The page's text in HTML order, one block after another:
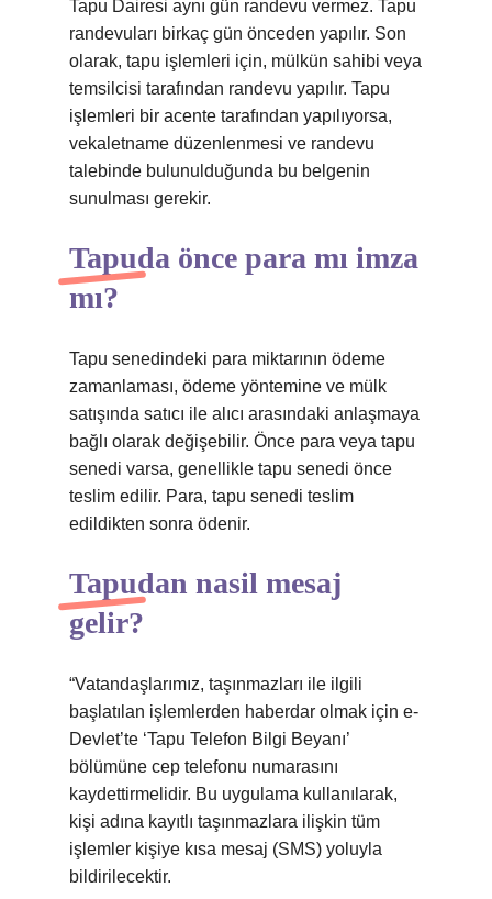
Tapu Dairesi aynı gün randevu vermez. Tapu
randevuları birkaç gün önceden yapılır. Son
olarak, tapu işlemleri için, mülkün sahibi veya
temsilcisi tarafından randevu yapılır. Tapu
işlemleri bir acente tarafından yapılıyorsa,
vekaletname düzenlenmesi ve randevu
talebinde bulunulduğunda bu belgenin
sunulması gerekir.
Tapuda önce para mı imza
mı?
Tapu senedindeki para miktarının ödeme
zamanlaması, ödeme yöntemine ve mülk
satışında satıcı ile alıcı arasındaki anlaşmaya
bağlı olarak değişebilir. Önce para veya tapu
senedi varsa, genellikle tapu senedi önce
teslim edilir. Para, tapu senedi teslim
edildikten sonra ödenir.
Tapudan nasil mesaj
gelir?
“Vatandaşlarımız, taşınmazları ile ilgili
başlatılan işlemlerden haberdar olmak için e-
Devlet’te ‘Tapu Telefon Bilgi Beyanı’
bölümüne cep telefonu numarasını
kaydettirmelidir. Bu uygulama kullanılarak,
kişi adına kayıtlı taşınmazlara ilişkin tüm
işlemler kişiye kısa mesaj (SMS) yoluyla
bildirilecektir.